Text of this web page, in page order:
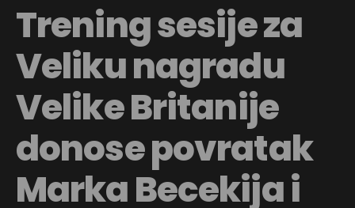
Trening sesije za
Veliku nagradu
Velike Britanije
donose povratak
Marka Becekija i